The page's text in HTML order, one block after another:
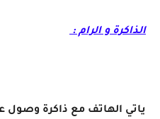
الذاكرة و الرام :